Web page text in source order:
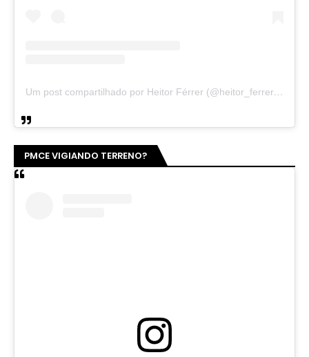
Um post compartilhado por Heitor Férrer (@heitor_ferrer77)
PMCE VIGIANDO TERRENO?